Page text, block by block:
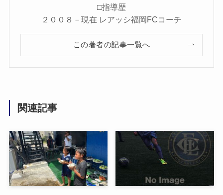
□指導歴
２００８－現在 レアッシ福岡FCコーチ
この著者の記事一覧へ
関連記事